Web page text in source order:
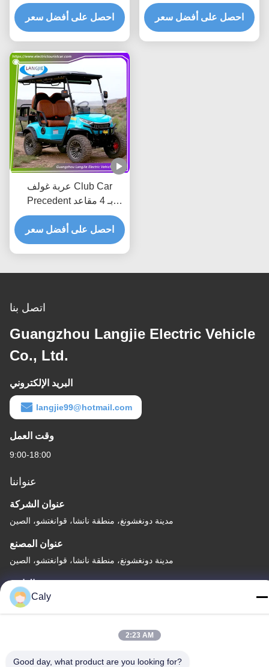
السياحة السرعة الأمامية
القصوى 30 كم / ساعة
للفندق
احصل على أفضل سعر
منتجع AC محرك سيارة
كهربائية جولة للفندق
احصل على أفضل سعر
عربة غولف Club Car
Precedent بـ 4 مقاعد
بمحرك التيار المتردد (AC)
كهربائية للحافلات السياحية
للحديقة
احصل على أفضل سعر
اتصل بنا
Guangzhou Langjie Electric Vehicle
Co., Ltd.
البريد الإلكتروني
langjie99@hotmail.com
وقت العمل
9:00-18:00
عنواننا
عنوان الشركة
مدينة دونغشونغ، منطقة نانشا، قوانغتشو، الصين
عنوان المصنع
مدينة دونغشونغ، منطقة نانشا، قوانغتشو، الصين
الهاتف
86--8619898299923
Caly
2:23 AM
Good day, what product are you looking for?